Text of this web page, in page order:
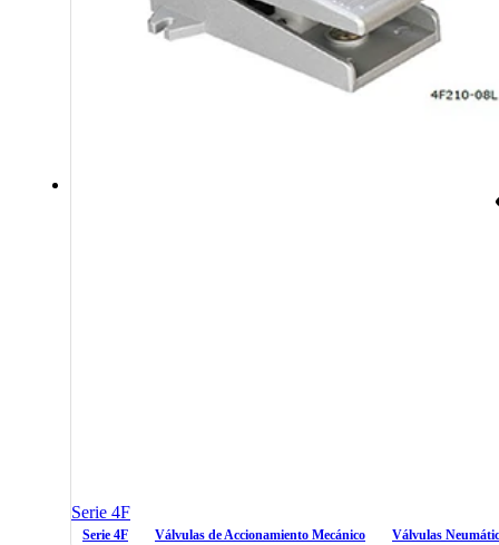
Serie 4F
Serie 4F Válvulas de Accionamiento Mecánico Válvulas